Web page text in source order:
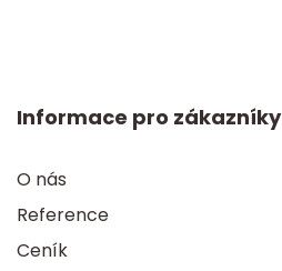
Informace pro zákazníky
O nás
Reference
Ceník